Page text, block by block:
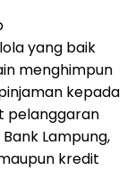
yang baik
menghimpun
kepada
pelanggaran
Lampung,
kredit